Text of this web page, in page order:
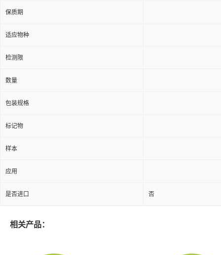
保质期
适应物种
检测限
数量
包装规格
标记物
样本
应用
是否进口 否
相关产品：